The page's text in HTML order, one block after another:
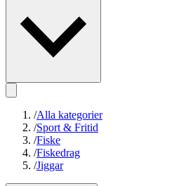
/Alla kategorier
/Sport & Fritid
/Fiske
/Fiskedrag
/Jiggar